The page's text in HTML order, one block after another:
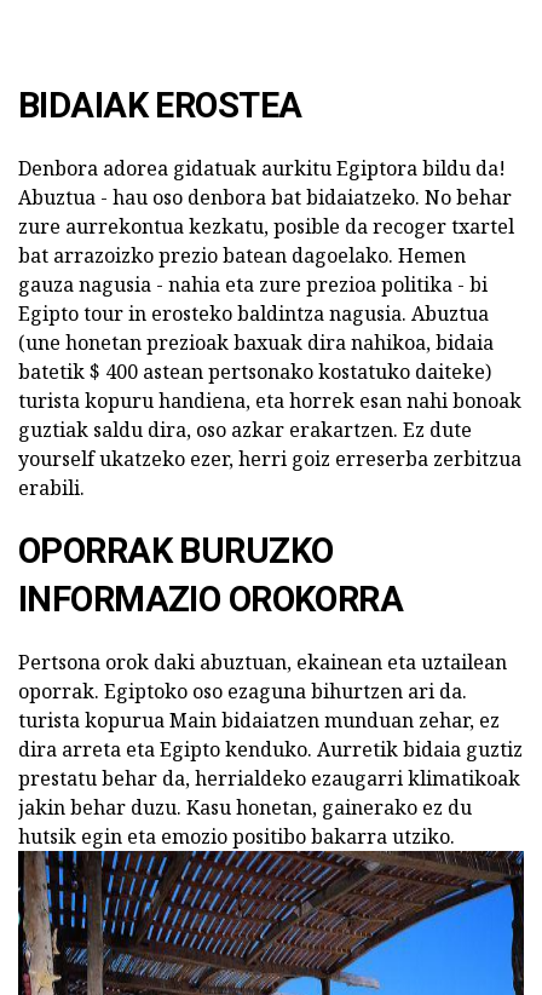
BIDAIAK EROSTEA
Denbora adorea gidatuak aurkitu Egiptora bildu da!
Abuztua - hau oso denbora bat bidaiatzeko. No behar
zure aurrekontua kezkatu, posible da recoger txartel
bat arrazoizko prezio batean dagoelako. Hemen
gauza nagusia - nahia eta zure prezioa politika - bi
Egipto tour in erosteko baldintza nagusia. Abuztua
(une honetan prezioak baxuak dira nahikoa, bidaia
batetik $ 400 astean pertsonako kostatuko daiteke)
turista kopuru handiena, eta horrek esan nahi bonoak
guztiak saldu dira, oso azkar erakartzen. Ez dute
yourself ukatzeko ezer, herri goiz erreserba zerbitzua
erabili.
OPORRAK BURUZKO
INFORMAZIO OROKORRA
Pertsona orok daki abuztuan, ekainean eta uztailean
oporrak. Egiptoko oso ezaguna bihurtzen ari da.
turista kopurua Main bidaiatzen munduan zehar, ez
dira arreta eta Egipto kenduko. Aurretik bidaia guztiz
prestatu behar da, herrialdeko ezaugarri klimatikoak
jakin behar duzu. Kasu honetan, gainerako ez du
hutsik egin eta emozio positibo bakarra utziko.